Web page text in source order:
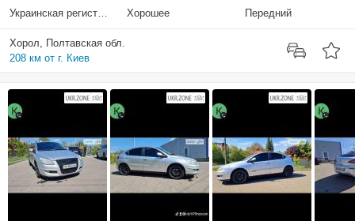
Украинская регистрация
Хорошее Передний
Хорол, Полтавская обл.
208 км от г. Киев